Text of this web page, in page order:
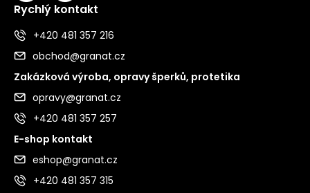
Rychlý kontakt
+420 481 357 216
obchod@granat.cz
Zakázková výroba, opravy šperků, protetika
opravy@granat.cz
+420 481 357 257
E-shop kontakt
eshop@granat.cz
+420 481 357 315